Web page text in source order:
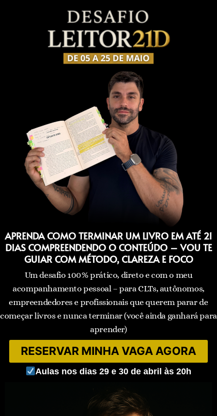
APRENDA COMO TERMINAR UM LIVRO EM ATÉ 21
DIAS COMPREENDENDO O CONTEÚDO – VOU TE
GUIAR COM MÉTODO, CLAREZA E FOCO
Um desafio 100% prático, direto e com o meu
acompanhamento pessoal – para CLTs, autônomos,
empreendedores e profissionais que querem parar de
começar livros e nunca terminar (você ainda ganhará para
aprender)
RESERVAR MINHA VAGA AGORA
Aulas nos dias 29 e 30 de abril às 20h